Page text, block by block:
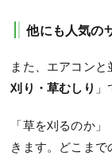
他にも人気の
また、エアコン
刈り・草むしり 」
「草を刈るのか
きます。どこま